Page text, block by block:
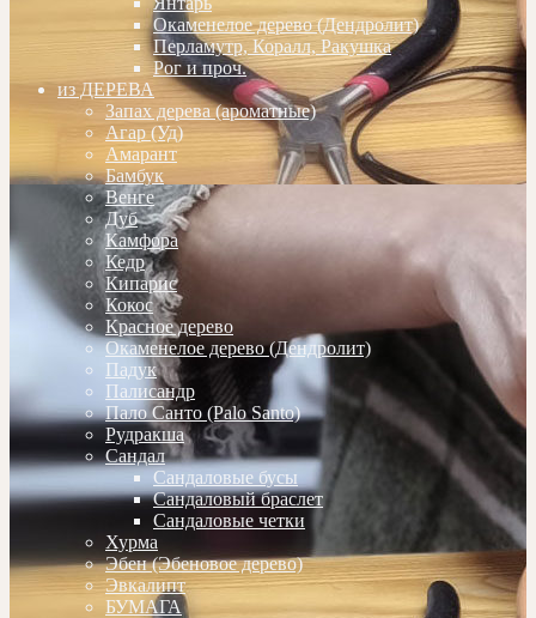
Окаменелое дерево (Дендролит)
Перламутр, Коралл, Ракушка
Рог и проч.
из ДЕРЕВА
Запах дерева (ароматные)
Агар (Уд)
Амарант
Бамбук
Венге
Дуб
Камфора
Кедр
Кипарис
Кокос
Красное дерево
Окаменелое дерево (Дендролит)
Падук
Палисандр
Пало Санто (Palo Santo)
Рудракша
Сандал
Сандаловые бусы
Сандаловый браслет
Сандаловые четки
Хурма
Эбен (Эбеновое дерево)
Эвкалипт
БУМАГА